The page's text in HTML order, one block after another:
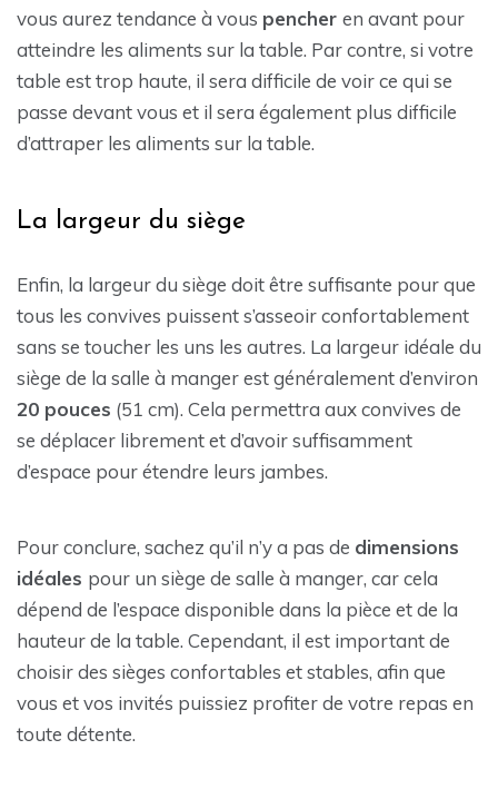
vous aurez tendance à vous pencher en avant pour
atteindre les aliments sur la table. Par contre, si votre
table est trop haute, il sera difficile de voir ce qui se
passe devant vous et il sera également plus difficile
d’attraper les aliments sur la table.
La largeur du siège
Enfin, la largeur du siège doit être suffisante pour que
tous les convives puissent s’asseoir confortablement
sans se toucher les uns les autres. La largeur idéale du
siège de la salle à manger est généralement d’environ
20 pouces (51 cm). Cela permettra aux convives de
se déplacer librement et d’avoir suffisamment
d’espace pour étendre leurs jambes.
Pour conclure, sachez qu’il n’y a pas de dimensions
idéales pour un siège de salle à manger, car cela
dépend de l’espace disponible dans la pièce et de la
hauteur de la table. Cependant, il est important de
choisir des sièges confortables et stables, afin que
vous et vos invités puissiez profiter de votre repas en
toute détente.